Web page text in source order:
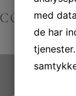
med
de har